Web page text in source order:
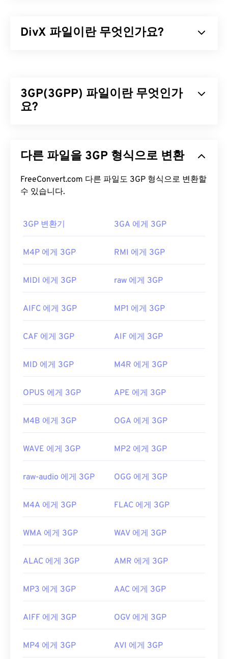
DivX 파일이란 무엇인가요?
션, 다중 자막( XSUB), 메뉴, 다중 오디오 트랙, 다중
비디오 스트림, 메타데이터(
기본적으로 DivX는 DivX 플레이어
에서 열립니다.
DivX 플레이어는 무료로 다운로드할 수 있으며 다양
한 기기와 운영 체제(OS)에서 작동합니다.
"DivX"는 더 이상 쓰이지 않는 비디오 대여 시스템인
실, DivX 코덱의 이름은 원래 "DivX ;-)"처럼 윙크 이
를 유머러스하게 빗대어 표현한 것이었습니다.
최초 출시:1998년
유용한 링크:
https://www.divx.com/ko/소프트웨어/divx/
3GP(3GPP) 파일이란 무엇인가
요?
된 멀티미디어 컨테이너 포맷으로,GSM (Global
바일용 기술이므로, 3GP 포맷을 사용하면 UMTS 네
트워크의 휴대폰에서 고속 무선 연결을 통해 미디어
3GP 파일을 어떻게 여나요?
3GP 파일을 여는 데 가장 좋은 애플리케이션은
되었지만 Linux, Mac, Windows를 포함한 대부분의
운영 체제에서 쉽게 열 수 있습니다.
3GP는 3GPPTimed Text를통해 자막을 지원하는 유
니다. AutoGK가
그 예입니다. 모바일이 아닌 환경에
로변환하세요.
유용한 링크:
https://www.3gpp.org/
다른 파일을 3GP 형식으로 변환
FreeConvert.com 다른 파일도 3GP 형식으로 변환할
수 있습니다.
3GP 변환기 3GA 에게 3GP
M4P 에게 3GP RMI 에게 3GP
MIDI 에게 3GP raw 에게 3GP
AIFC 에게 3GP MP1 에게 3GP
CAF 에게 3GP AIF 에게 3GP
MID 에게 3GP M4R 에게 3GP
OPUS 에게 3GP APE 에게 3GP
M4B 에게 3GP OGA 에게 3GP
WAVE 에게 3GP MP2 에게 3GP
raw-audio 에게 3GP OGG 에게 3GP
M4A 에게 3GP FLAC 에게 3GP
WMA 에게 3GP WAV 에게 3GP
ALAC 에게 3GP AMR 에게 3GP
MP3 에게 3GP AAC 에게 3GP
AIFF 에게 3GP OGV 에게 3GP
MP4 에게 3GP AVI 에게 3GP